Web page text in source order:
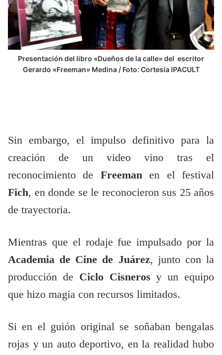
Presentación del libro «Dueños de la calle» del escritor
Gerardo «Freeman» Medina / Foto: Cortesía IPACULT
Sin embargo, el impulso definitivo para la
creación de un video vino tras el
reconocimiento de Freemanen el festival
Fich, en donde se le reconocieron sus 25 años
de trayectoria.
Mientras que el rodaje fue impulsado por la
Academia de Cine de Juárez, junto con la
producción de Ciclo Cisneros y un equipo
que hizo magia con recursos limitados.
Si en el guión original se soñaban bengalas
rojas y un auto deportivo, en la realidad hubo